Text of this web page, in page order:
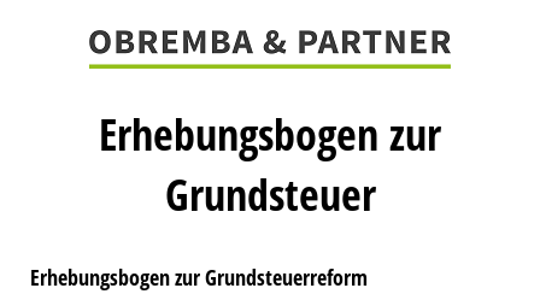
Erhebungsbogen zur
Grundsteuer
Erhebungsbogen zur Grundsteuerreform